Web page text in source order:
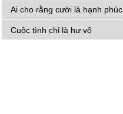
Ai cho rằng cười là hạnh phúc
Cuộc tình chỉ là hư vô